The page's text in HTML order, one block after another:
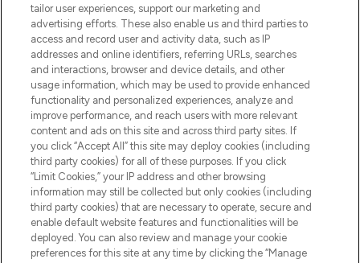
renommierten Marken. Shoppe online
oder über die App mit kostenloser
Lieferung ab einem Einkaufswert von 30€.
Cookie-Einwilligung
Do Not Sell or Share My Personal
Information
HILFE & INFORMATION
IMPRESSUM
ÜBER LOOKFANTASTIC
tailor user experiences, support our marketing and
advertising efforts. These also enable us and third parties to
access and record user and activity data, such as IP
addresses and online identifiers, referring URLs, searches
and interactions, browser and device details, and other
usage information, which may be used to provide enhanced
functionality and personalized experiences, analyze and
improve performance, and reach users with more relevant
content and ads on this site and across third party sites. If
you click “Accept All” this site may deploy cookies (including
third party cookies) for all of these purposes. If you click
“Limit Cookies,” your IP address and other browsing
information may still be collected but only cookies (including
third party cookies) that are necessary to operate, secure and
enable default website features and functionalities will be
deployed. You can also review and manage your cookie
preferences for this site at any time by clicking the “Manage